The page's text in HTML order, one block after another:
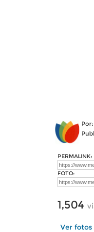
Por:
PERMALINK:
FOTO:
1,504
Ver fotos